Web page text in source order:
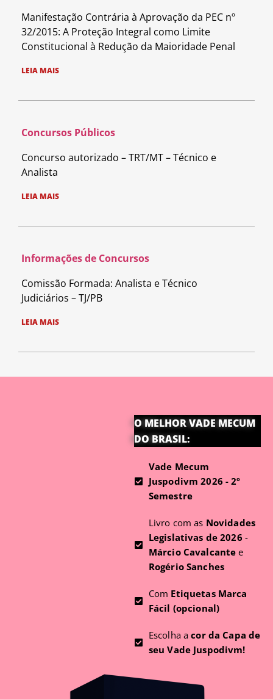
Manifestação Contrária à Aprovação da PEC nº
32/2015: A Proteção Integral como Limite
Constitucional à Redução da Maioridade Penal
LEIA MAIS
Concursos Públicos
Concurso autorizado – TRT/MT – Técnico e
Analista
LEIA MAIS
Informações de Concursos
Comissão Formada: Analista e Técnico
Judiciários – TJ/PB
LEIA MAIS
O MELHOR VADE MECUM
DO BRASIL:
Vade Mecum
Juspodivm 2026 - 2º
Semestre
Livro com as Novidades
Legislativas de 2026 -
Márcio Cavalcante e
Rogério Sanches
Com Etiquetas Marca
Fácil (opcional)
Escolha acor da Capa de
seu Vade Juspodivm!